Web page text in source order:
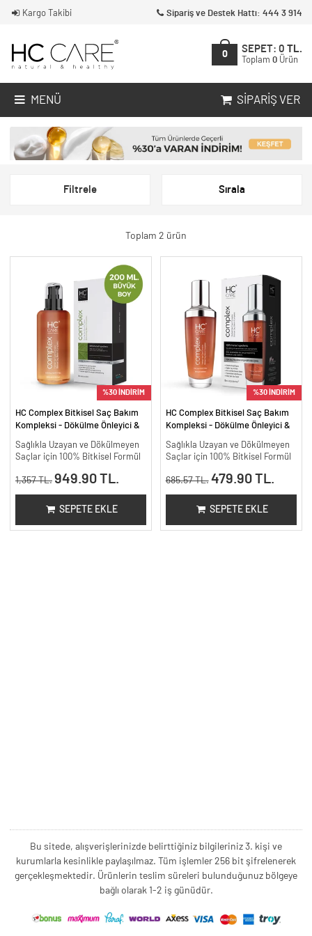
Kargo Takibi Sipariş ve Destek Hattı: 444 3 914
0
SEPET: 0 TL.
Toplam 0 Ürün
MENÜ SIPARIŞ VER
Filtrele Sırala
Toplam 2 ürün
%30 İNDİRİM
HC Complex Bitkisel Saç Bakım
Kompleksi - Dökülme Önleyici &
200 ml.
Sağlıkla Uzayan ve Dökülmeyen
Saçlar için 100% Bitkisel Formül
1,357 TL. 949.90 TL.
SEPETE EKLE
%30 İNDİRİM
HC Complex Bitkisel Saç Bakım
Kompleksi - Dökülme Önleyici &
100 ml
Sağlıkla Uzayan ve Dökülmeyen
Saçlar için 100% Bitkisel Formül
685.57 TL. 479.90 TL.
SEPETE EKLE
Bu sitede, alışverişlerinizde belirttiğiniz bilgileriniz 3. kişi ve
kurumlarla kesinlikle paylaşılmaz. Tüm işlemler 256 bit şifrelenerek
gerçekleşmektedir. Ürünlerin teslim süreleri bulunduğunuz bölgeye
bağlı olarak 1-2 iş günüdür.